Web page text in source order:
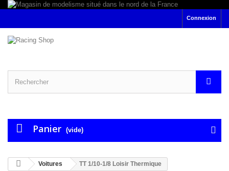
Connexion
Panier (vide)
Voitures TT 1/10-1/8 Loisir Thermique